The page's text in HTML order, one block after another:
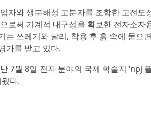
자와 생분해성 고분자를 조합한 고전도
로써 기계적 내구성을 확보한 전자소자
는 쓰레기와 달리, 착용 후 흙 속에 묻으
가를 받고 있다.
7월 8일 전자 분야의 국제 학술지 ‘npj
다.